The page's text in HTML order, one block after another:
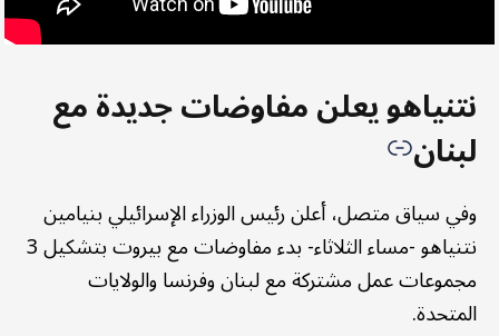
نتنياهو يعلن مفاوضات جديدة مع
لبنان
وفي سياق متصل، أعلن رئيس الوزراء الإسرائيلي بنيامين
نتنياهو -مساء الثلاثاء- بدء مفاوضات مع بيروت بتشكيل 3
مجموعات عمل مشتركة مع لبنان وفرنسا والولايات
المتحدة.